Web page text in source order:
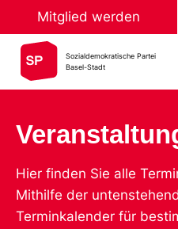
Mitglied werden
Sozialdemokratische Partei
Basel-Stadt
Hier finden Sie alle
Mithilfe der
Terminkalender für